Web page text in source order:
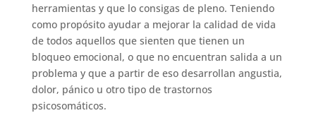
herramientas y que lo consigas de pleno. Teniendo
como propósito ayudar a mejorar la calidad de vida
de todos aquellos que sienten que tienen un
bloqueo emocional, o que no encuentran salida a un
problema y que a partir de eso desarrollan angustia,
dolor, pánico u otro tipo de trastornos
psicosomáticos.